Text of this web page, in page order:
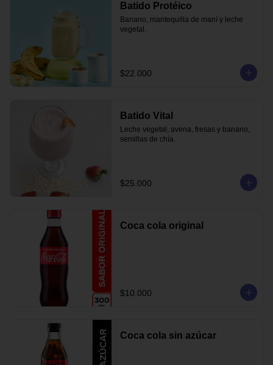
Batido Protéico
Banano, mantequilla de maní y leche
vegetal.
$22.000
Batido Vital
Leche vegetal, avena, fresas y banano,
semillas de chía.
$25.000
Coca cola original
$10.000
Coca cola sin azúcar